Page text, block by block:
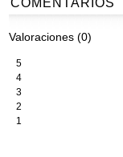
COMENTARIOS
Valoraciones (0)
5
4
3
2
1